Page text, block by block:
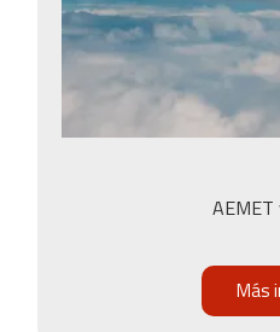
AEMET
Más